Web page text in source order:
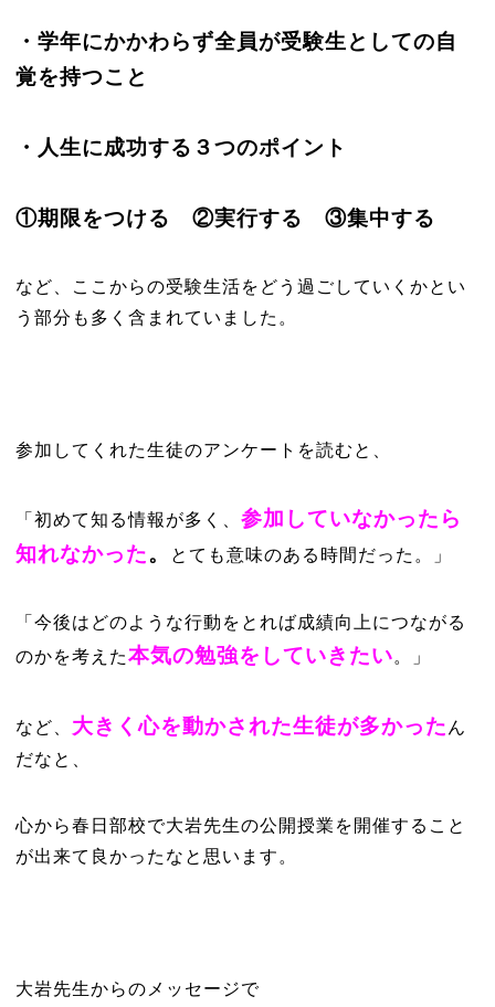
・学年にかかわらず全員が受験生としての自
覚を持つこと
・人生に成功する３つのポイント
①期限をつける ②実行する ③集中する
など、ここからの受験生活をどう過ごしていくかとい
う部分も多く含まれていました。
参加してくれた生徒のアンケートを読むと、
「初めて知る情報が多く、 参加していなかったら
知れなかった。 とても意味のある時間だった。」
「今後はどのような行動をとれば成績向上につながる
のかを考えた本気の勉強をしていきたい。」
など、 大きく心を動かされた生徒が多かった ん
だなと、
心から春日部校で大岩先生の公開授業を開催すること
が出来て良かったなと思います。
大岩先生からのメッセージで